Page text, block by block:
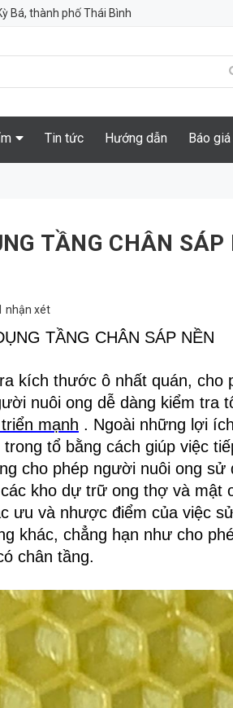
Bá, thành phố Thái Bình
Tin tức Hướng dẫn Báo giá
TẦNG CHÂN
nhận xét
TẦNG CHÂN SÁP NỀN
kích thước ô nhất quán,
nuôi ong dễ dàng kiểm tra
mạnh . Ngoài những lợi
tổ bằng cách giúp việc
cho phép người nuôi ong
kho dự trữ ong thợ và mật
ưu và nhược điểm của việc
khác, chẳng hạn như cho
chân tầng.